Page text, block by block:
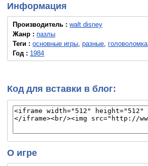
Информация
Производитель :walt disney
Жанр : пазлы
Теги :основные игры ,разные головоломка
Год : 1984
Код для вставки в блог:
О игре